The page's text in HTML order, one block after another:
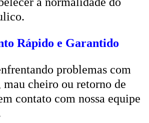
Rápido e Garantido
problemas com
mau cheiro ou retorno de
contato com nossa equipe